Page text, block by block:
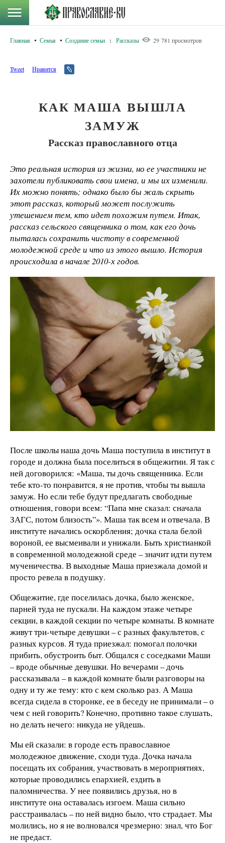
Главная Семья Создание семьи : Рассказы 29 781 просмотров
Tweet Нравится
КАК МАША ВЫШЛА
ЗАМУЖ
Рассказ православного отца
Это реальная история из жизни, но ее участники не
захотели публиковать свои имена, и мы их изменили.
Их можно понять; однако было бы жаль скрыть
этот рассказ, который может послужить
утешением тем, кто идет похожим путем. Итак,
рассказ сельского священника о том, как его дочь
пыталась сохранить чистоту в современной
молодежной среде и что из этого вышло. История
происходила в начале 2010-х годов.
После школы наша дочь Маша поступила в институт в
городе и должна была поселиться в общежитии. Я так с
ней договорился: «Маша, ты дочь священника. Если
тебе кто-то понравится, я не против, чтобы ты вышла
замуж. Но если тебе будут предлагать свободные
отношения, говори всем: “Папа мне сказал: сначала
ЗАГС, потом близость”». Маша так всем и отвечала. В
институте начались оскорбления; дочка стала белой
вороной, ее высмеивали и унижали. Быть христианкой
в современной молодежной среде – значит идти путем
мученичества. В выходные Маша приезжала домой и
просто ревела в подушку.
Общежитие, где поселилась дочка, было женское,
парней туда не пускали. На каждом этаже четыре
секции, в каждой секции по четыре комнаты. В комнате
живут три-четыре девушки – с разных факультетов, с
разных курсов. Я туда приезжал: помогал полочки
прибить, обустроить быт. Общался с соседками Маши
– вроде обычные девушки. Но вечерами – дочь
рассказывала – в каждой комнате были разговоры на
одну и ту же тему: кто с кем сколько раз. А Маша
всегда сидела в сторонке, ее в беседу не принимали – о
чем с ней говорить? Конечно, противно такое слушать,
но делать нечего: никуда не уйдешь.
Мы ей сказали: в городе есть православное
молодежное движение, сходи туда. Дочка начала
посещать их собрания, участвовать в мероприятиях,
которые проводились епархией, ездить в
паломничества. У нее появились друзья, но в
институте она оставалась изгоем. Маша сильно
расстраивалась – по ней видно было, что страдает. Мы
молились, но я не волновался чрезмерно: знал, что Бог
не предаст.